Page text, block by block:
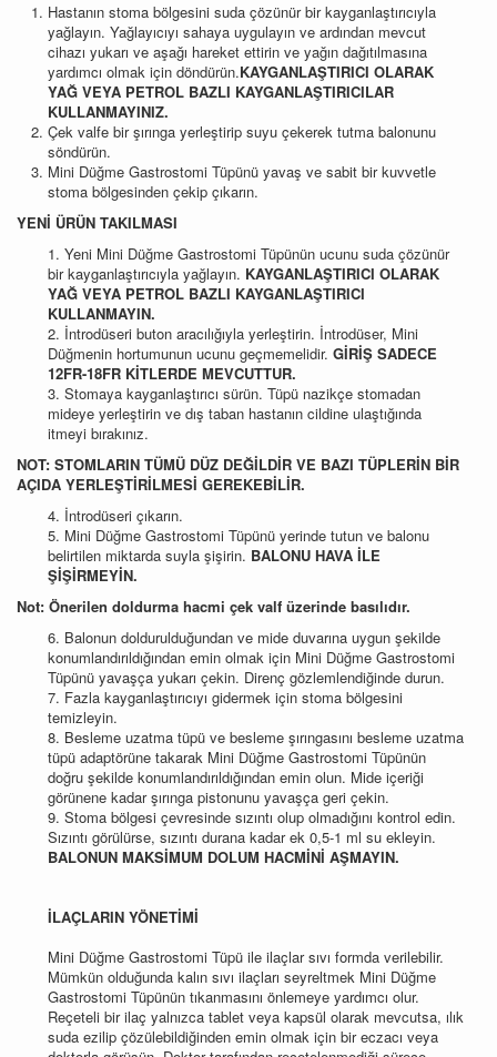
Hastanın stoma bölgesini suda çözünür bir kayganlaştırıcıyla
yağlayın. Yağlayıcıyı sahaya uygulayın ve ardından mevcut
cihazı yukarı ve aşağı hareket ettirin ve yağın dağıtılmasına
yardımcı olmak için döndürün.KAYGANLAŞTIRICI OLARAK
YAĞ VEYA PETROL BAZLI KAYGANLAŞTIRICILAR
KULLANMAYINIZ.
Çek valfe bir şırınga yerleştirip suyu çekerek tutma balonunu
söndürün.
Mini Düğme Gastrostomi Tüpünü yavaş ve sabit bir kuvvetle
stoma bölgesinden çekip çıkarın.
YENİ ÜRÜN TAKILMASI
1. Yeni Mini Düğme Gastrostomi Tüpünün ucunu suda çözünür
bir kayganlaştırıcıyla yağlayın. KAYGANLAŞTIRICI OLARAK
YAĞ VEYA PETROL BAZLI KAYGANLAŞTIRICI
KULLANMAYIN.
2. İntrodüseri buton aracılığıyla yerleştirin. İntrodüser, Mini
Düğmenin hortumunun ucunu geçmemelidir. GİRİŞ SADECE
12FR-18FR KİTLERDE MEVCUTTUR.
3. Stomaya kayganlaştırıcı sürün. Tüpü nazikçe stomadan
mideye yerleştirin ve dış taban hastanın cildine ulaştığında
itmeyi bırakınız.
NOT: STOMLARIN TÜMÜ DÜZ DEĞİLDİR VE BAZI TÜPLERİN BİR
AÇIDA YERLEŞTİRİLMESİ GEREKEBİLİR.
4. İntrodüseri çıkarın.
5. Mini Düğme Gastrostomi Tüpünü yerinde tutun ve balonu
belirtilen miktarda suyla şişirin. BALONU HAVA İLE
ŞİŞİRMEYİN.
Not: Önerilen doldurma hacmi çek valf üzerinde basılıdır.
6. Balonun doldurulduğundan ve mide duvarına uygun şekilde
konumlandırıldığından emin olmak için Mini Düğme Gastrostomi
Tüpünü yavaşça yukarı çekin. Direnç gözlemlendiğinde durun.
7. Fazla kayganlaştırıcıyı gidermek için stoma bölgesini
temizleyin.
8. Besleme uzatma tüpü ve besleme şırıngasını besleme uzatma
tüpü adaptörüne takarak Mini Düğme Gastrostomi Tüpünün
doğru şekilde konumlandırıldığından emin olun. Mide içeriği
görünene kadar şırınga pistonunu yavaşça geri çekin.
9. Stoma bölgesi çevresinde sızıntı olup olmadığını kontrol edin.
Sızıntı görülürse, sızıntı durana kadar ek 0,5-1 ml su ekleyin.
BALONUN MAKSİMUM DOLUM HACMİNİ AŞMAYIN.
İLAÇLARIN YÖNETİMİ
Mini Düğme Gastrostomi Tüpü ile ilaçlar sıvı formda verilebilir.
Mümkün olduğunda kalın sıvı ilaçları seyreltmek Mini Düğme
Gastrostomi Tüpünün tıkanmasını önlemeye yardımcı olur.
Reçeteli bir ilaç yalnızca tablet veya kapsül olarak mevcutsa, ılık
suda ezilip çözülebildiğinden emin olmak için bir eczacı veya